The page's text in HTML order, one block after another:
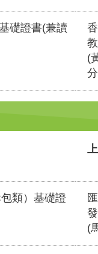
礎證書(兼讀
(
類）基礎證
(